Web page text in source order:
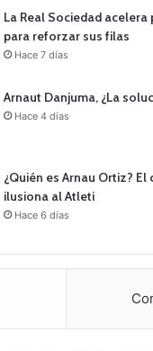
La Real Sociedad acelera
para reforzar sus filas
Hace 7 días
Arnaut Danjuma, ¿La
Hace 4 días
¿Quién es Arnau Ortiz?
ilusiona al Atleti
Hace 6 días